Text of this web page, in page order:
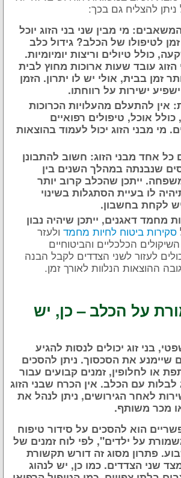
להצליח גם בכך:
מי מבין שני בני הזוג יוכל
לטיפולו של הכלב? גידול כלב
כולל טיולים וריצות יומיומיות.
עובד שעות ארוכות מחוץ לבית
זמן בבית, אולי יש לו יתרון. הזמן
ישירות על רווחתו.
אין להתעלם מהעלויות הכרוכות
אוכל, טיפולים רפואיים
מי מבני הזוג יכול לעמוד בהוצאות
כל אחד מבני הזוג: חשוב להתבונן
שנבנתה במהלך השנים בין
ייתכן שהכלב קרוב יותר
לו בעיית הסתגלות בשינוי
לקחת בחשבון.
מחמד דאגנים, ייתכן שיהיה נבון
סקירות ביטוח לחיות מחמד ולעזר
הכלכליים והביטוחיים
לעזור לשני הצדדים לקבל הבנה
ההוצאות הנלוות לאורך זמן.
על הכלב – כן, יש
בני זוג יכולים לנסות להגיע
שיימנע את הסכסוך. ניתן להסכים
או לחלופין, זמנים קבועים עבור
לבלות עם הכלב. אין הכרח שבני הזוג
לאחר הגירושים, ניתן לנהל את
מכר משותף.
הוא להסכים על סידור טיפוח
על ילדים", לפי לוח זמנים של
פתרון מסוג זה דורש תקשורת
שני הצדדים. כמו כן, יש לנהוג